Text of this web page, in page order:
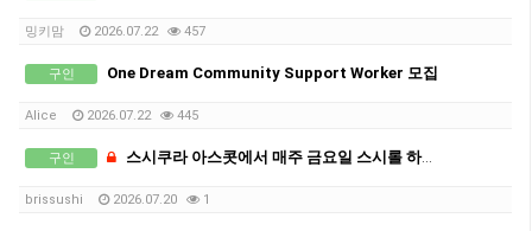
밍키맘 2026.07.22 457
구인 One Dream Community Support Worker 모집
Alice 2026.07.22 445
구인 스시쿠라 아스콧에서 매주 금요일 스시롤 하실분 1명 구합니다. 36불
brissushi 2026.07.20 1